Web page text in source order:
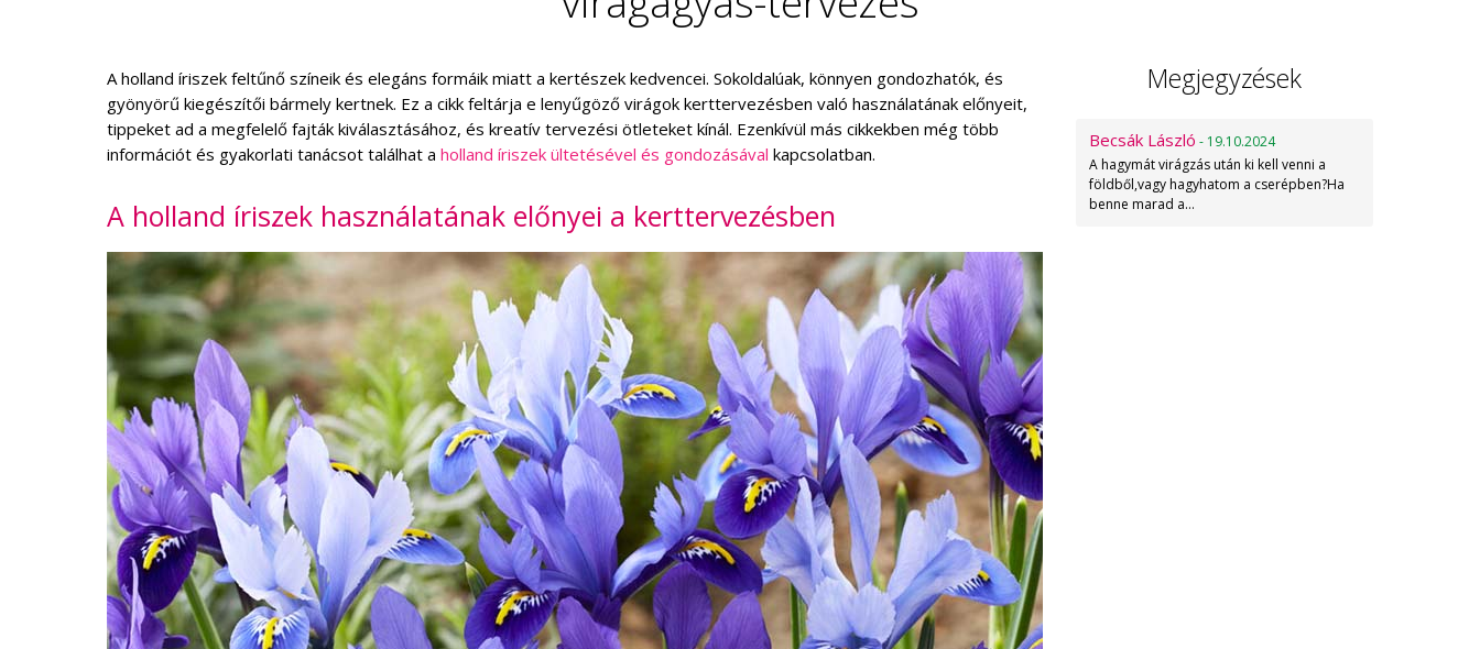
A holland íriszek feltűnő színeik és elegáns formáik miatt a kertészek kedvencei. Sokoldalúak, könnyen gondozhatók, és
gyönyörű kiegészítői bármely kertnek. Ez a cikk feltárja e lenyűgöző virágok kerttervezésben való használatának előnyeit,
tippeket ad a megfelelő fajták kiválasztásához, és kreatív tervezési ötleteket kínál. Ezenkívül más cikkekben még több
információt és gyakorlati tanácsot találhat a holland íriszek ültetésével és gondozásával kapcsolatban.
A holland íriszek használatának előnyei a kerttervezésben
Megjegyzések
Becsák László - 19.10.2024
A hagymát virágzás után ki kell venni a
földből,vagy hagyhatom a cserépben?Ha
benne marad a…